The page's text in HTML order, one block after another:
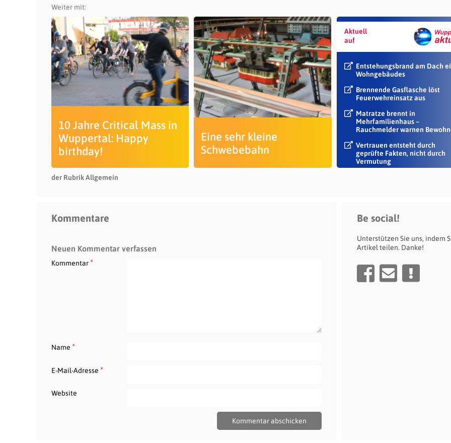
Weiter mit:
10 Jahre Critical Mass in
Wuppertal: Happy
birthday!
Eine sehr kleine
Schwebebahn
Aktuell
auf
Entstehungsbrand am Dach
Wohngebäudes
Brennende Gasflasche löst
Feuerwehreinsatz aus
Matratze brennt in
Mehrfamilienhaus –
Rauchmelder warnen
Vertrauen entsteht durch
geprüfte Fakten, nicht durch
Vermutung
der Rubrik Allgemein
Kommentare
Neuen Kommentar verfassen
Kommentar*
Name *
E-Mail-Adresse *
Website
Be social!
Unterstützen Sie uns, indem
Artikel teilen. Danke!